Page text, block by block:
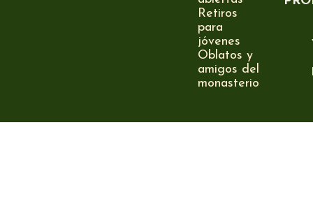
Retiros
para
jóvenes
Oblatos y
amigos del
monasterio